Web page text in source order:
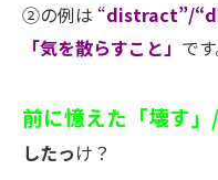
②の例は “distract”/
「気を散らすこと」 です
前に憶えた「壊す」/
したっけ？